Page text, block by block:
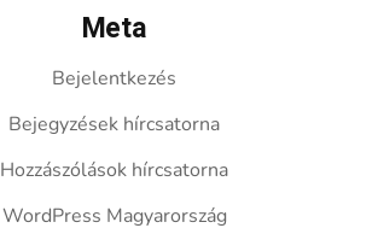
Meta
Bejelentkezés
Bejegyzések hírcsatorna
Hozzászólások hírcsatorna
WordPress Magyarország